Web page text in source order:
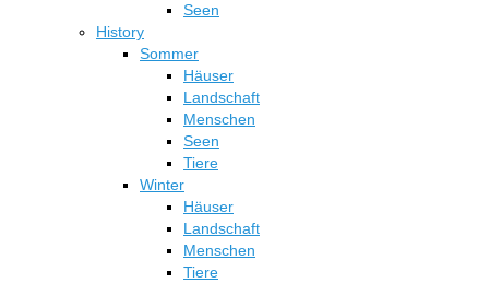
Seen
History
Sommer
Häuser
Landschaft
Menschen
Seen
Tiere
Winter
Häuser
Landschaft
Menschen
Tiere